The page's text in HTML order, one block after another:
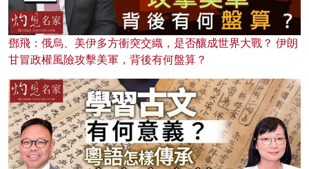
鄧飛：俄烏、美伊多方衝突交織，是否釀成世界大戰？ 伊朗
甘冒政權風險攻擊美軍，背後有何盤算？